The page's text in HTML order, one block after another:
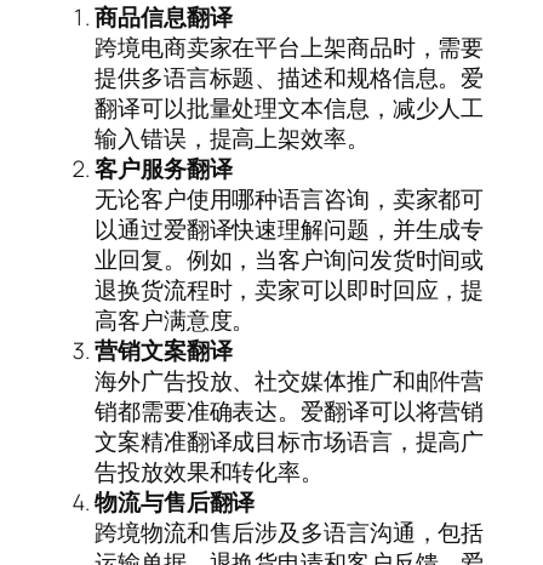
商品信息翻译
跨境电商卖家在平台上架商品时，需要
提供多语言标题、描述和规格信息。爱
翻译可以批量处理文本信息，减少人工
输入错误，提高上架效率。
客户服务翻译
无论客户使用哪种语言咨询，卖家都可
以通过爱翻译快速理解问题，并生成专
业回复。例如，当客户询问发货时间或
退换货流程时，卖家可以即时回应，提
高客户满意度。
营销文案翻译
海外广告投放、社交媒体推广和邮件营
销都需要准确表达。爱翻译可以将营销
文案精准翻译成目标市场语言，提高广
告投放效果和转化率。
物流与售后翻译
跨境物流和售后涉及多语言沟通，包括